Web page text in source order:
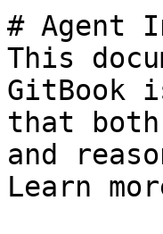
# Agent
This
GitBook
that both
and
Learn